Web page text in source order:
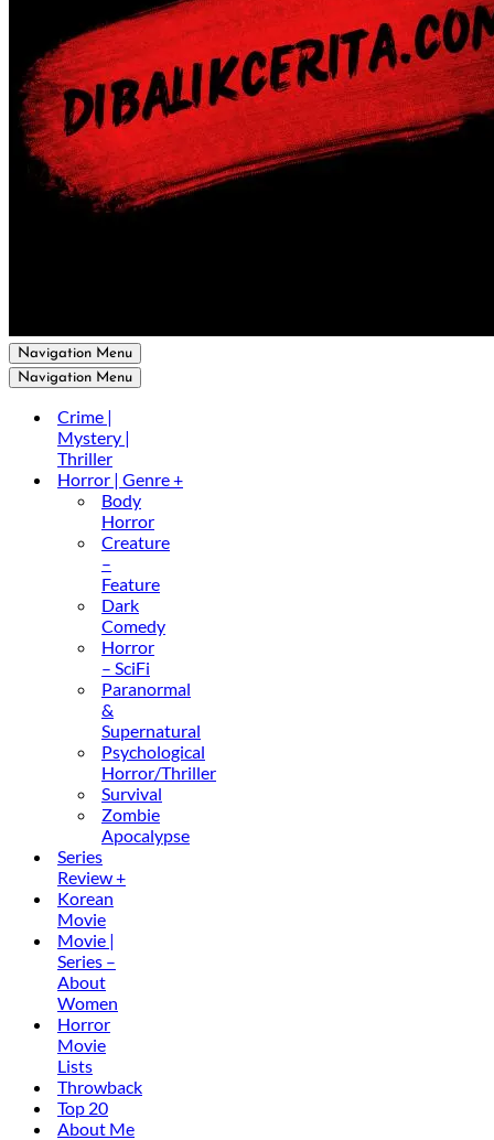
Navigation Menu
Navigation Menu
Crime |
Mystery |
Thriller
Horror | Genre +
Body
Horror
Creature
–
Feature
Dark
Comedy
Horror
– SciFi
Paranormal
&
Supernatural
Psychological
Horror/Thriller
Survival
Zombie
Apocalypse
Series
Review +
Korean
Movie
Movie |
Series –
About
Women
Horror
Movie
Lists
Throwback
Top 20
About Me